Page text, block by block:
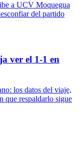
a UCV Moquegua
del partido
ver el 1-1 en
los datos del viaje,
que respaldarlo sigue